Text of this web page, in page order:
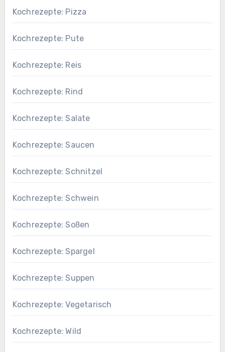
Kochrezepte: Pizza
Kochrezepte: Pute
Kochrezepte: Reis
Kochrezepte: Rind
Kochrezepte: Salate
Kochrezepte: Saucen
Kochrezepte: Schnitzel
Kochrezepte: Schwein
Kochrezepte: Soßen
Kochrezepte: Spargel
Kochrezepte: Suppen
Kochrezepte: Vegetarisch
Kochrezepte: Wild